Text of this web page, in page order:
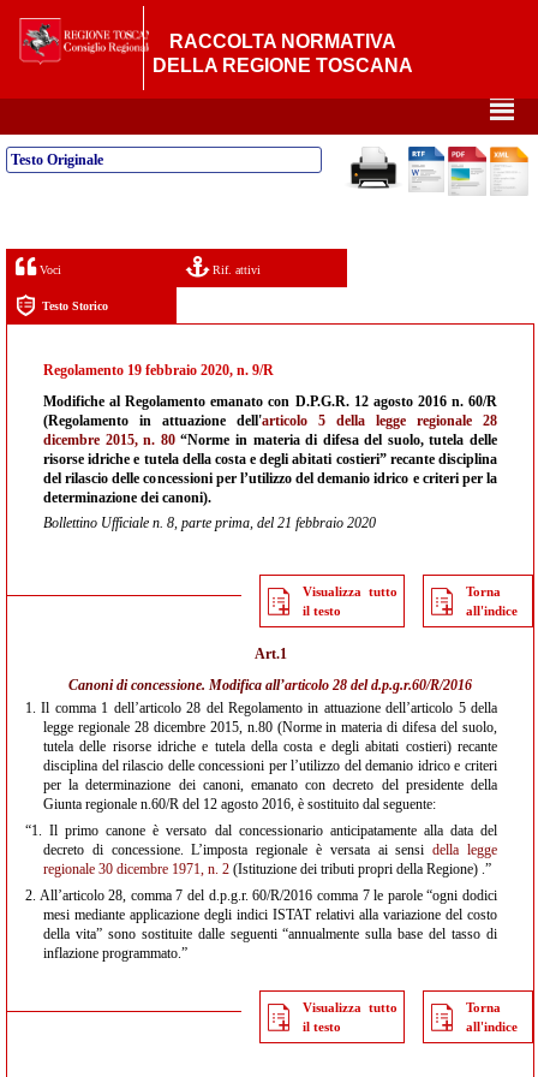
RACCOLTA NORMATIVA
DELLA REGIONE TOSCANA
²
Testo Originale
Voci Rif. attivi
Testo Storico
Regolamento 19 febbraio 2020, n. 9/R
Modifiche al Regolamento emanato con D.P.G.R. 12 agosto 2016 n. 60/R
(Regolamento in attuazione dell'articolo 5 della legge regionale 28
dicembre 2015, n. 80“Norme in materia di difesa del suolo, tutela delle
risorse idriche e tutela della costa e degli abitati costieri” recante disciplina
del rilascio delle concessioni per l’utilizzo del demanio idrico e criteri per la
determinazione dei canoni).
Bollettino Ufficiale n. 8, parte prima, del 21 febbraio 2020
Visualizza tutto
il testo
Torna
all'indice
Art.1
Canoni di concessione. Modifica all’articolo 28 del d.p.g.r.60/R/2016
1. Il comma 1 dell’articolo 28 del Regolamento in attuazione dell’articolo 5 della
legge regionale 28 dicembre 2015, n.80 (Norme in materia di difesa del suolo,
tutela delle risorse idriche e tutela della costa e degli abitati costieri) recante
disciplina del rilascio delle concessioni per l’utilizzo del demanio idrico e criteri
per la determinazione dei canoni, emanato con decreto del presidente della
Giunta regionale n.60/R del 12 agosto 2016, è sostituito dal seguente:
“1. Il primo canone è versato dal concessionario anticipatamente alla data del
decreto di concessione. L’imposta regionale è versata ai sensidella legge
regionale 30 dicembre 1971, n. 2 (Istituzione dei tributi propri della Regione) .”
2. All’articolo 28, comma 7 del d.p.g.r. 60/R/2016 comma 7 le parole “ogni dodici
mesi mediante applicazione degli indici ISTAT relativi alla variazione del costo
della vita” sono sostituite dalle seguenti “annualmente sulla base del tasso di
inflazione programmato.”
Visualizza tutto
il testo
Torna
all'indice